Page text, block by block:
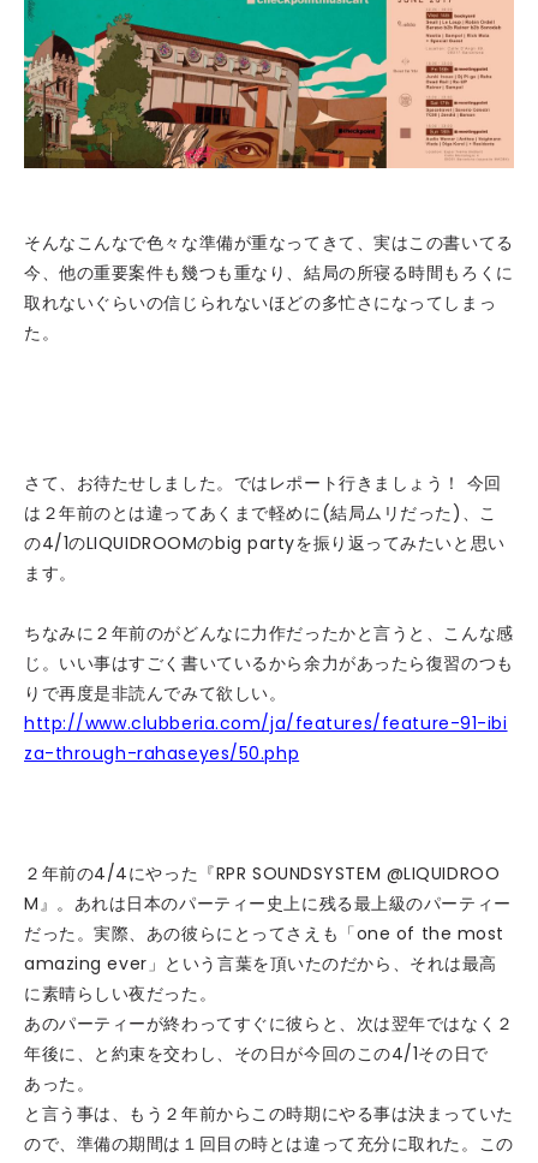
そんなこんなで色々な準備が重なってきて、実はこの書いてる
今、他の重要案件も幾つも重なり、結局の所寝る時間もろくに
取れないぐらいの信じられないほどの多忙さになってしまっ
た。
さて、お待たせしました。ではレポート行きましょう！ 今回
は２年前のとは違ってあくまで軽めに(結局ムリだった)、こ
の4/1のLIQUIDROOMのbig partyを振り返ってみたいと思い
ます。
ちなみに２年前のがどんなに力作だったかと言うと、こんな感
じ。いい事はすごく書いているから余力があったら復習のつも
りで再度是非読んでみて欲しい。
http://www.clubberia.com/ja/features/feature-91-ibi
za-through-rahaseyes/50.php
２年前の4/4にやった『RPR SOUNDSYSTEM @LIQUIDROO
M』。あれは日本のパーティー史上に残る最上級のパーティー
だった。実際、あの彼らにとってさえも「one of the most
amazing ever」という言葉を頂いたのだから、それは最高
に素晴らしい夜だった。
あのパーティーが終わってすぐに彼らと、次は翌年ではなく２
年後に、と約束を交わし、その日が今回のこの4/1その日で
あった。
と言う事は、もう２年前からこの時期にやる事は決まっていた
ので、準備の期間は１回目の時とは違って充分に取れた。この